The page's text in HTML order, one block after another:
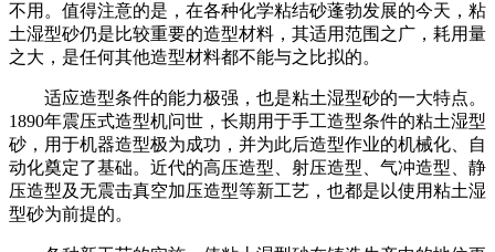
不用。值得注意的是，在各种化学粘结砂蓬勃发展的今天，粘
土湿型砂仍是比较重要的造型材料，其适用范围之广，耗用量
之大，是任何其他造型材料都不能与之比拟的。
适应造型条件的能力极强，也是粘土湿型砂的一大特点。
1890年震压式造型机问世，长期用于手工造型条件的粘土湿型
砂，用于机器造型极为成功，并为此后造型作业的机械化、自
动化奠定了基础。近代的高压造型、射压造型、气冲造型、静
压造型及无震击真空加压造型等新工艺，也都是以使用粘土湿
型砂为前提的。